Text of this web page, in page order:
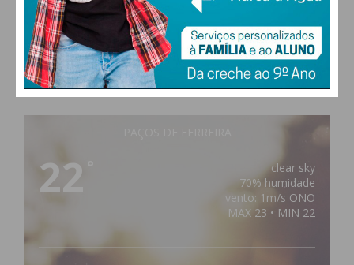
22
clear sky
70% humidade
vento: 1m/s ONO
MAX 23 • MIN 22